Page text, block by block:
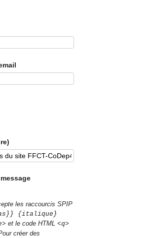
les raccourcis SPIP
{italique}
et le code HTML<q>
Pour créer des